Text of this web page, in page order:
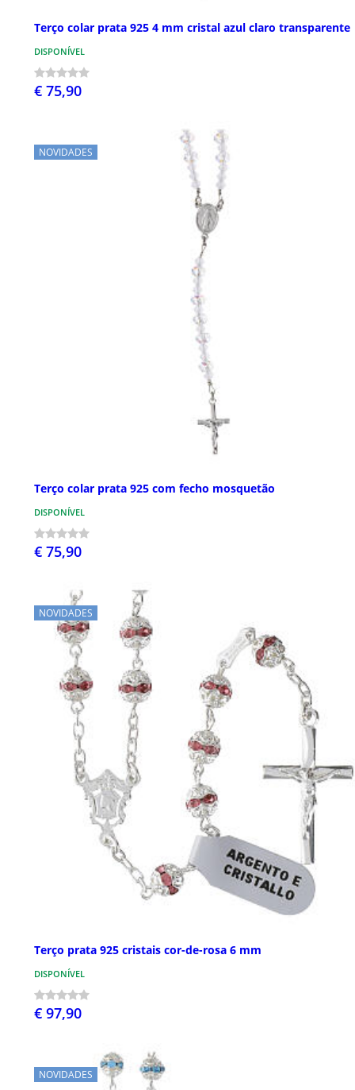
Terço colar prata 925 4 mm cristal azul claro transparente
DISPONÍVEL
€ 75,90
NOVIDADES
Terço colar prata 925 com fecho mosquetão
DISPONÍVEL
€ 75,90
NOVIDADES
Terço prata 925 cristais cor-de-rosa 6 mm
DISPONÍVEL
€ 97,90
NOVIDADES